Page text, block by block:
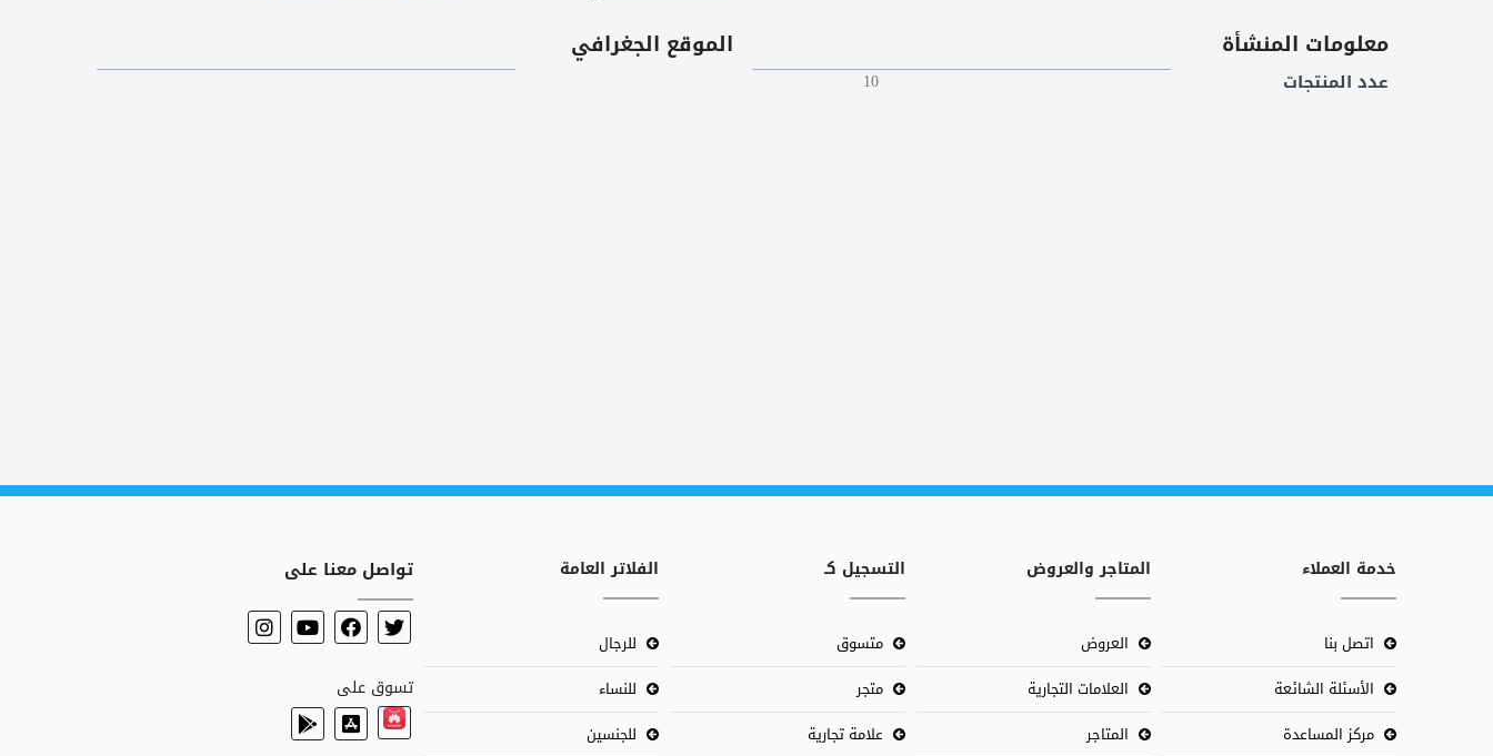
معلومات المنشأة
عدد المنتجات 10
الموقع الجغرافي
خدمة العملاء
اتصل بنا
الأسئلة الشائعة
مركز المساعدة
المتاجر والعروض
العروض
العلامات التجارية
المتاجر
التسجيل كـ
متسوق
متجر
علامة تجارية
الفلاتر العامة
للرجال
للنساء
للجنسين
تواصل معنا على
تسوق على